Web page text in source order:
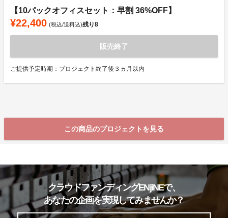
【10パックオフィスセット：早割 36%OFF】
¥22,400 (税込/送料込)残り8
販売終了
ご提供予定時期：プロジェクト終了後３ヵ月以内
この商品のプロジェクトを見る
クラウドファンディングENjiNEで、
あなたの企画を実現してみませんか？